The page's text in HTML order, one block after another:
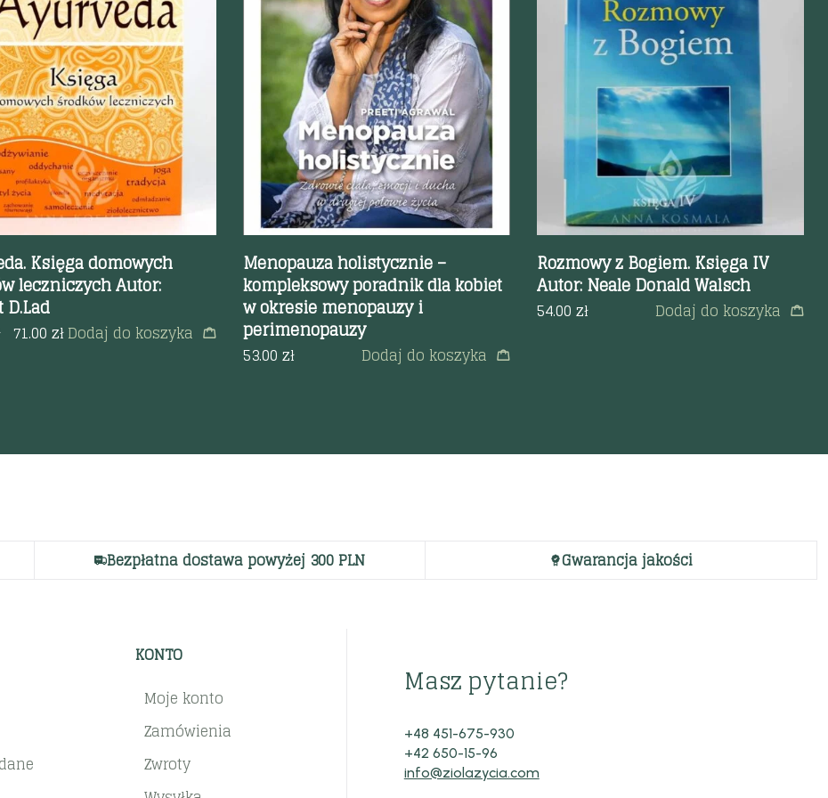
podgląd
Księga domowych
leczniczych Autor:
71.00 złDodaj do koszyka
Szybki podgląd
Menopauza holistycznie –
kompleksowy poradnik dla kobiet
w okresie menopauzy i
perimenopauzy
53.00 zł Dodaj do koszyka
Szybki podgląd
Rozmowy z Bogiem. Księga IV
Autor: Neale Donald Walsch
54.00 zł Dodaj do koszyka
Bezpłatna dostawa powyżej 300 PLN Gwarancja jakości
KONTO
Moje konto
Zamówienia
Zwroty
Masz pytanie?
+48 451-675-930
+42 650-15-96
info@ziolazycia.com